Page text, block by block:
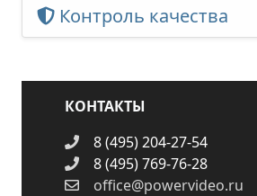
Контроль качества
КОНТАКТЫ
8 (495) 204-27-54
8 (495) 769-76-28
office@powervideo.ru